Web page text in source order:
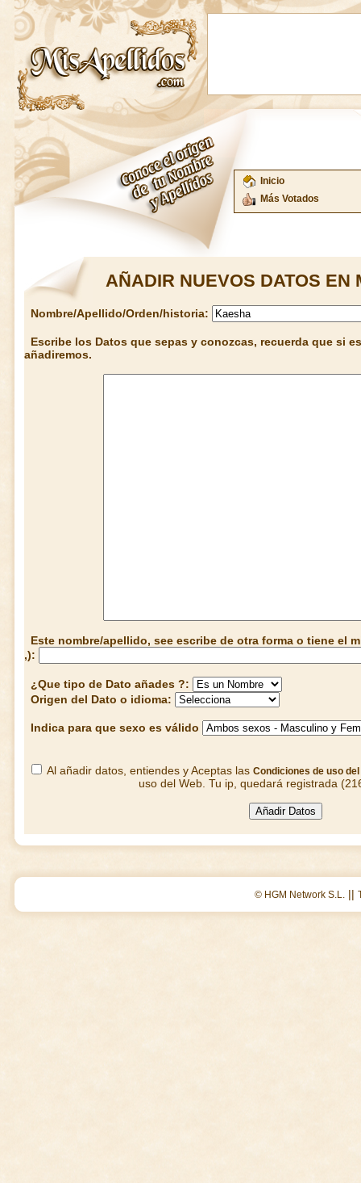
Inicio
Más Votados
AÑADIR NUEVOS DATOS EN
Nombre/Apellido/Orden/historia:
Escribe los Datos que sepas y conozcas, recuerda que si
añadiremos.
Este nombre/apellido, see escribe de otra forma o tiene el
,):
¿Que tipo de Dato añades ?:
Origen del Dato o idioma:
Indica para que sexo es válido
Al añadir datos, entiendes y Aceptas las Condiciones de uso del
uso del Web. Tu ip, quedará registrada
© HGM Network S.L. ||